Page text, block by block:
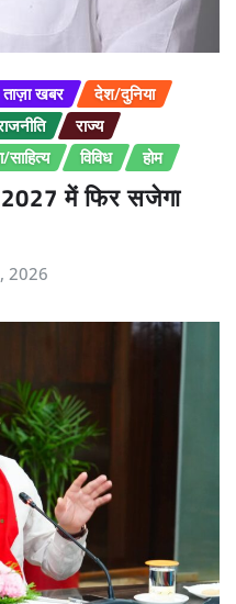
ताज़ा खबर
देश/दुनिया
राज्य
विविध होम
में फिर सजेगा
2026